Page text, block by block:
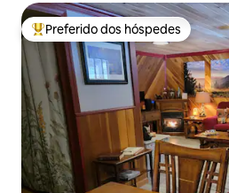
Entre os melhores preferidos dos
Preferido dos hóspedes